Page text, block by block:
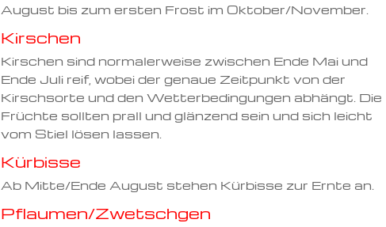
August bis zum ersten Frost im Oktober/November.
Kirschen
Kirschen sind normalerweise zwischen Ende Mai und
Ende Juli reif, wobei der genaue Zeitpunkt von der
Kirschsorte und den Wetterbedingungen abhängt. Die
Früchte sollten prall und glänzend sein und sich leicht
vom Stiel lösen lassen.
Kürbisse
Ab Mitte/Ende August stehen Kürbisse zur Ernte an.
Pflaumen/Zwetschgen